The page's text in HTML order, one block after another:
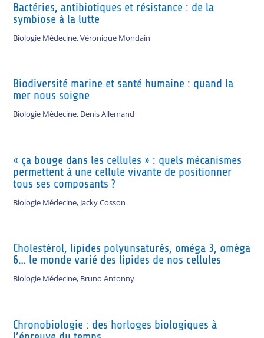
Bactéries, antibiotiques et résistance : de la
symbiose à la lutte
Biologie Médecine,Véronique Mondain
Biodiversité marine et santé humaine : quand la
mer nous soigne
Biologie Médecine, Denis Allemand
« ça bouge dans les cellules » : quels mécanismes
permettent à une cellule vivante de positionner
tous ses composants ?
Biologie Médecine, Jacky Cosson
Cholestérol, lipides polyunsaturés, oméga 3, oméga
6… le monde varié des lipides de nos cellules
Biologie Médecine, Bruno Antonny
Chronobiologie : des horloges biologiques à